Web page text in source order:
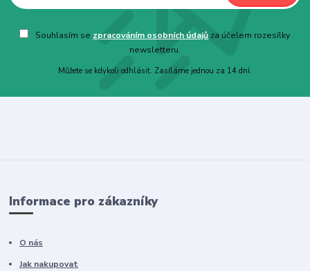
Souhlasím se zpracováním osobních údajů za účelem rozesílky
newsletteru.
Můžete se kdykoli odhlásit. Zasíláme jednou za 14 dní.
Informace pro zákazníky
O nás
Jak nakupovat